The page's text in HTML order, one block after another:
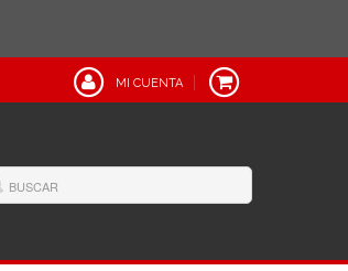
MI CUENTA